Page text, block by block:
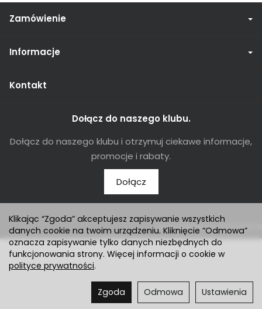
Zamówienie
Informacje
Kontakt
Dołącz do naszego klubu.
Dołącz do naszego klubu i otrzymuj ciekawe informacje,
promocje i rabaty.
Dołącz
Sklep internetowy SOTESHOP AI
Klikając “Zgoda” akceptujesz zapisywanie wszystkich
danych cookie na twoim urządzeniu. Kliknięcie “Odmowa”
oznacza zapisywanie tylko danych niezbędnych do
funkcjonowania strony. Więcej informacji o cookie w
polityce prywatności.
Ustawienia
Odmowa
Zgoda